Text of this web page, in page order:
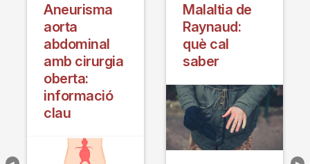
Aneurisma
aorta
abdominal
amb cirurgia
oberta:
informació
clau
Malaltia de
Raynaud:
què cal
saber